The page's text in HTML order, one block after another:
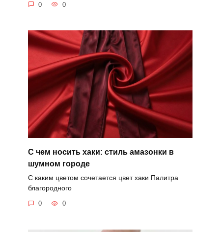
0 0
С чем носить хаки: стиль амазонки в
шумном городе
С каким цветом сочетается цвет хаки Палитра
благородного
0 0